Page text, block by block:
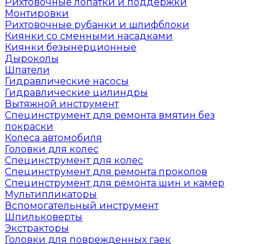
Монтировки
Рихтовочные рубанки и шлифблоки
Киянки со сменными насадками
Киянки безынерционные
Дыроколы
Шпатели
Гидравлические насосы
Гидравлические цилиндры
Вытяжной инструмент
Специнструмент для ремонта вмятин без
покраски
Колеса автомобиля
Головки для колес
Специнструмент для колес
Специнструмент для ремонта проколов
Специнструмент для ремонта шин и камер
Мультипликаторы
Вспомогательный инструмент
Шпильковерты
Экстракторы
Головки для поврежденных гаек